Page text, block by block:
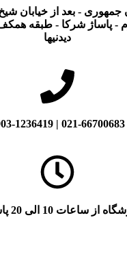
جمهوری - بعد از خیابان
دیدنیها
الی 20 پاسخگوی شما هستیم